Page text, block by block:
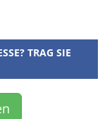
TRAG SIE